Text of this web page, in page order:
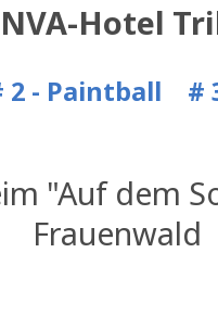
Hotel
2 - Paintball #
"Auf dem
Frauenwald